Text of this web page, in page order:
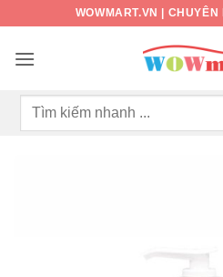
nội
WOWMART.VN |
Tìm